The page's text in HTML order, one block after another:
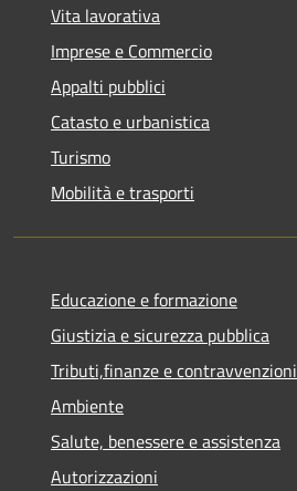
Vita lavorativa
Imprese e Commercio
Appalti pubblici
Catasto e urbanistica
Turismo
Mobilità e trasporti
Educazione e formazione
Giustizia e sicurezza pubblica
Tributi,finanze e contravvenzioni
Ambiente
Salute, benessere e assistenza
Autorizzazioni